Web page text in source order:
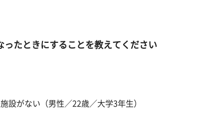
ったときにすることを教えてください
設がない（男性／22歳／大学3年生）